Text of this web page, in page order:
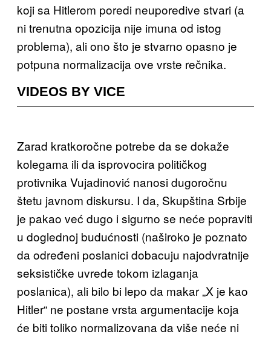
koji sa Hitlerom poredi neuporedive stvari (a
ni trenutna opozicija nije imuna od istog
problema), ali ono što je stvarno opasno je
potpuna normalizacija ove vrste rečnika.
VIDEOS BY VICE
Zarad kratkoročne potrebe da se dokaže
kolegama ili da isprovocira političkog
protivnika Vujadinović nanosi dugoročnu
štetu javnom diskursu. I da, Skupština Srbije
je pakao već dugo i sigurno se neće popraviti
u doglednoj budućnosti (naširoko je poznato
da određeni poslanici dobacuju najodvratnije
seksističke uvrede tokom izlaganja
poslanica), ali bilo bi lepo da makar „X je kao
Hitler“ ne postane vrsta argumentacije koja
će biti toliko normalizovana da više neće ni